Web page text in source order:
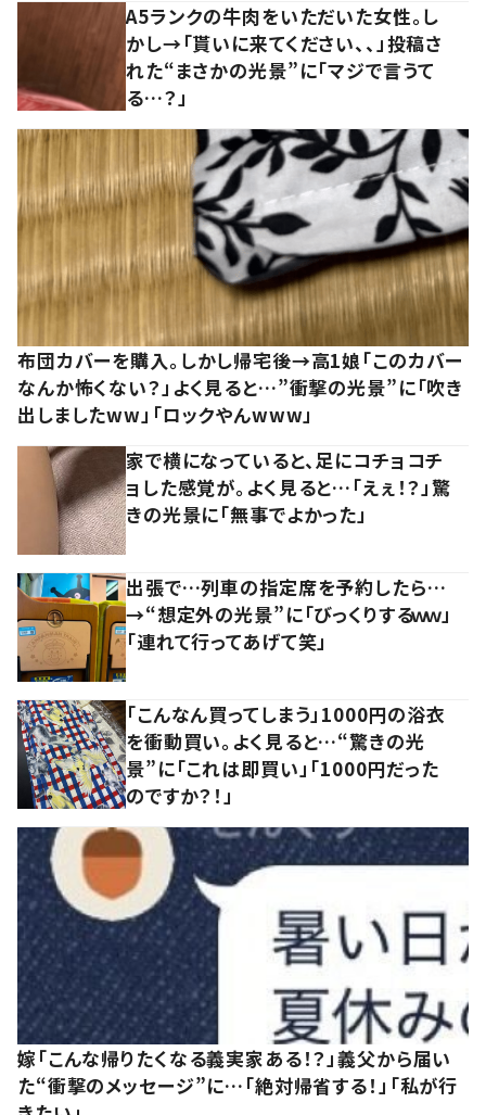
A5ランクの牛肉をいただいた女性。し
かし→「貰いに来てください、、」投稿さ
れた“まさかの光景”に「マジで言うて
る…？」
布団カバーを購入。しかし帰宅後→高1娘「このカバー
なんか怖くない？」よく見ると…”衝撃の光景”に「吹き
出しましたww」「ロックやんwww」
家で横になっていると、足にコチョコチ
ョした感覚が。よく見ると…「えぇ！？」驚
きの光景に「無事でよかった」
出張で…列車の指定席を予約したら…
→“想定外の光景”に「びっくりするｗｗ」
「連れて行ってあげて笑」
「こんなん買ってしまう」1000円の浴衣
を衝動買い。よく見ると…“驚きの光
景”に「これは即買い」「1000円だった
のですか？！」
嫁「こんな帰りたくなる義実家ある！？」義父から届い
た“衝撃のメッセージ”に…「絶対帰省する！」「私が行